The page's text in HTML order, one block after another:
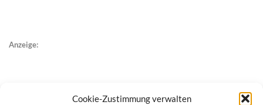
Cookie-Zustimmung verwalten
Anzeige: